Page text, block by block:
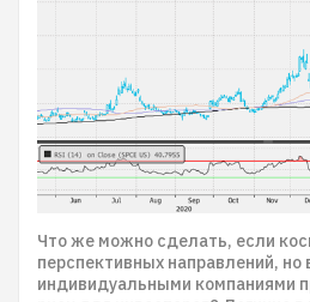
Что же можно сделать, если
перспективных направлений, но
индивидуальными компаниями